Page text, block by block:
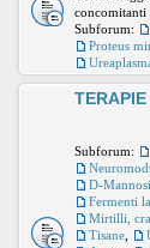
concomitanti
Subforum:
Proteus
TERAPIE
Subforum:
D-
Fermenti
Mirtilli,
Tisane